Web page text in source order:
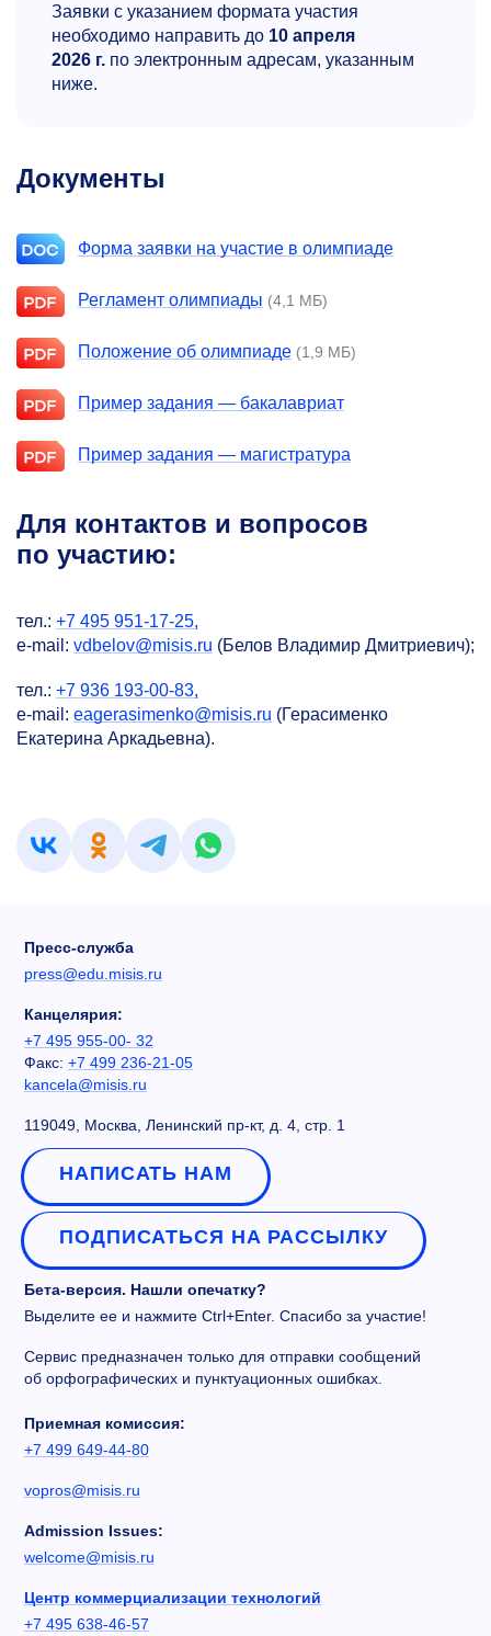
Заявки с указанием формата участия
необходимо направить до 10 апреля
2026 г. по электронным адресам, указанным
ниже.
Документы
Форма заявки на участие в олимпиаде
Регламент олимпиады (4,1 МБ)
Положение об олимпиаде (1,9 МБ)
Пример задания — бакалавриат
Пример задания — магистратура
Для контактов и вопросов
по участию:
тел.: +7 495 951-17-25,
e-mail: vdbelov@misis.ru (Белов Владимир Дмитриевич);
тел.: +7 936 193-00-83,
e-mail: eagerasimenko@misis.ru (Герасименко
Екатерина Аркадьевна).
Пресс-служба
press@edu.misis.ru
Канцелярия:
+7 495 955-00- 32
Факс: +7 499 236-21-05
kancela@misis.ru
119049, Москва, Ленинский пр-кт, д. 4, стр. 1
НАПИСАТЬ НАМ
ПОДПИСАТЬСЯ НА РАССЫЛКУ
Бета-версия. Нашли опечатку?
Выделите ее и нажмите Ctrl+Enter. Спасибо за участие!
Сервис предназначен только для отправки сообщений
об орфографических и пунктуационных ошибках.
Приемная комиссия:
+7 499 649-44-80
vopros@misis.ru
Admission Issues:
welcome@misis.ru
Центр коммерциализации технологий
+7 495 638-46-57